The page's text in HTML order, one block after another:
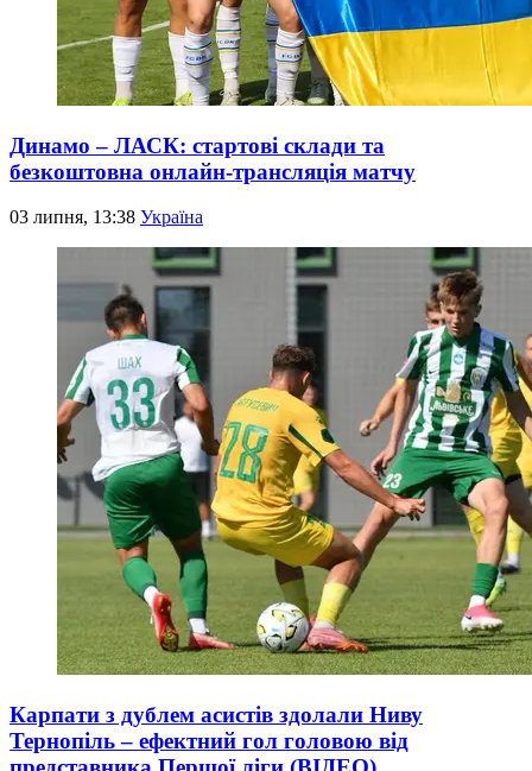
Динамо – ЛАСК: стартові склади та
безкоштовна онлайн-трансляція матчу
03 липня, 13:38 Україна
Карпати з дублем асистів здолали Ниву
Тернопіль – ефектний гол головою від